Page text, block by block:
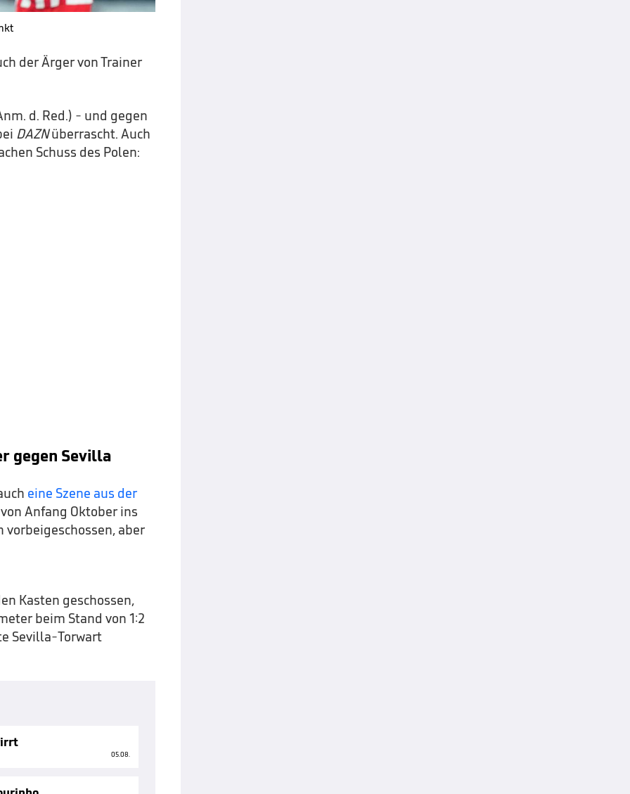
der Ärger von Trainer
d. Red.) - und gegen
DAZNüberrascht. Auch
Schuss des Polen:
gegen Sevilla
eine Szene aus der
von Anfang Oktober ins
vorbeigeschossen, aber
Kasten geschossen,
beim Stand von 1:2
Sevilla-Torwart
05.08.